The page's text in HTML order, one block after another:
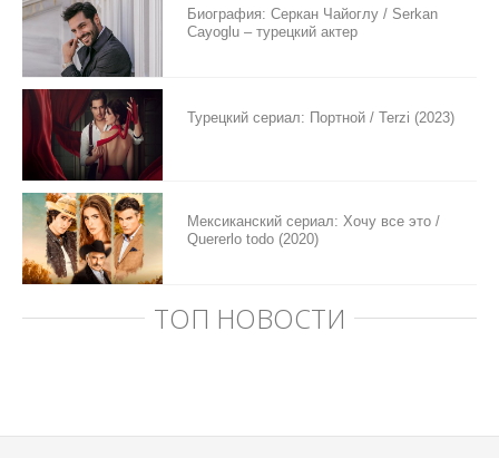
Биография: Серкан Чайоглу / Serkan
Cayoglu – турецкий актер
Турецкий сериал: Портной / Terzi (2023)
Мексиканский сериал: Хочу все это /
Quererlo todo (2020)
ТОП НОВОСТИ